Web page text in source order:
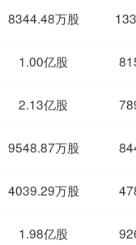
8344.48万股
1.00亿股
2.13亿股
9548.87万股
4039.29万股
1.98亿股